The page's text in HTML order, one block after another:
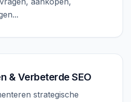
& Verbeterde SEO
strategische